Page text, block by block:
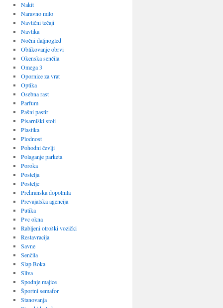
Nakit
Naravno milo
Navtični tečaji
Navtika
Nočni daljnogled
Oblikovanje obrvi
Okenska senčila
Omega 3
Opornice za vrat
Optika
Osebna rast
Parfum
Pašni pastir
Pisarniški stoli
Plastika
Plodnost
Pohodni čevlji
Polaganje parketa
Poroka
Postelja
Postelje
Prehranska dopolnila
Prevajalska agencija
Putika
Pvc okna
Rabljeni otroški vozički
Restavracija
Savne
Senčila
Slap Boka
Sliva
Spodnje majice
Športni semafor
Stanovanja